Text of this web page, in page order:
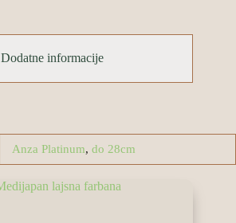
Dodatne informacije
Anza Platinum, do 28cm